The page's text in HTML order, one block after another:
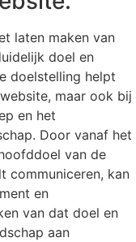
laten maken van
doel en
doelstelling helpt
maar ook bij
en het
Door vanaf het
van de
communiceren, kan
en
van dat doel en
aan